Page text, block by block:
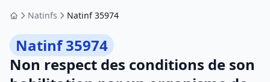
AccueilNatinfs Natinf 35974
Natinf 35974
Non respect des conditions de son